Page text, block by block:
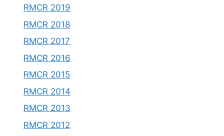
RMCR 2019
RMCR 2018
RMCR 2017
RMCR 2016
RMCR 2015
RMCR 2014
RMCR 2013
RMCR 2012